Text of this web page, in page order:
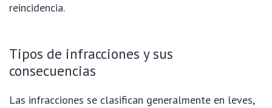
reincidencia.
Tipos de infracciones y sus
consecuencias
Las infracciones se clasifican generalmente en leves,